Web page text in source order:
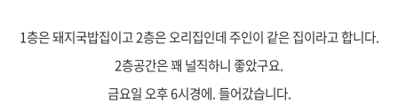
1층은 돼지국밥집이고 2층은 오리집인데 주인이 같은 집이라고 합니다.
2층공간은 꽤 널직하니 좋았구요.
금요일 오후 6시경에.들어갔습니다.